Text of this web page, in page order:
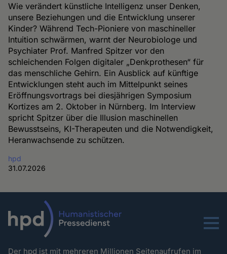
Wie verändert künstliche Intelligenz unser Denken,
unsere Beziehungen und die Entwicklung unserer
Kinder? Während Tech-Pioniere von maschineller
Intuition schwärmen, warnt der Neurobiologe und
Psychiater Prof. Manfred Spitzer vor den
schleichenden Folgen digitaler „Denkprothesen“ für
das menschliche Gehirn. Ein Ausblick auf künftige
Entwicklungen steht auch im Mittelpunkt seines
Eröffnungsvortrags bei diesjährigen Symposium
Kortizes am 2. Oktober in Nürnberg. Im Interview
spricht Spitzer über die Illusion maschinellen
Bewusstseins, KI-Therapeuten und die Notwendigkeit,
Heranwachsende zu schützen.
hpd
31.07.2026
Menu
Der hpd ist mit mehreren Millionen Seitenaufrufen im